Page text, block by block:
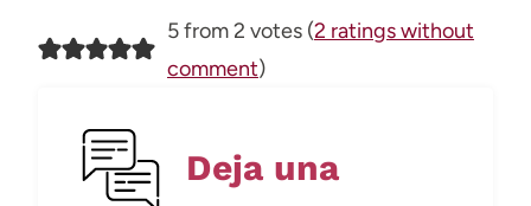
5 from 2 votes (2 ratings without
comment)
Deja una